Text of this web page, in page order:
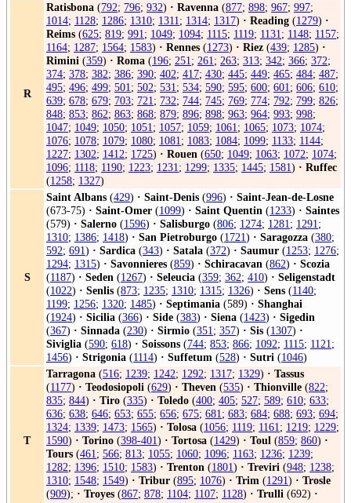
R
Ratisbona (792; 796; 932) · Ravenna (877; 898; 967; 997;
1014; 1128; 1286; 1310; 1311; 1314; 1317) · Reading (1279) ·
Reims (625; 819; 991; 1049; 1094; 1115; 1119; 1131; 1148; 1157;
1164; 1287; 1564; 1583) · Rennes (1273) · Riez (439; 1285) ·
Rimini (359) · Roma (196; 251; 261; 263; 313; 342; 366; 372;
374; 378; 382; 386; 390; 402; 417; 430; 445; 449; 465; 484; 487;
495; 496; 499; 501; 502; 531; 534; 590; 595; 600; 601; 606; 610;
639; 678; 679; 703; 721; 732; 744; 745; 769; 774; 792; 799; 826;
848; 853; 862; 863; 868; 879; 896; 898; 963; 964; 993; 998;
1047; 1049; 1050; 1051; 1057; 1059; 1061; 1065; 1073; 1074;
1076; 1078; 1079; 1080; 1081; 1083; 1084; 1099; 1133; 1144;
1227; 1302; 1412; 1725) · Rouen (650; 1049; 1063; 1072; 1074;
1096; 1118; 1190; 1223; 1231; 1299; 1335; 1445; 1581) · Ruffec
(1258; 1327)
S
Saint Albans (429) · Saint-Denis (996) · Saint-Jean-de-Losne
(673-75) · Saint-Omer (1099) · Saint Quentin (1233) · Saintes
(579) · Salerno (1596) · Salisburgo (806; 1274; 1281; 1291;
1310; 1386; 1418) · San Pietroburgo (1721) · Saragozza (380;
592; 691) · Sardica (343) · Satala (372) · Saumur (1253; 1276;
1294; 1315) · Savonnieres (859) · Schiracavan (862) · Scozia
(1187) · Seden (1267) · Seleucia (359; 362; 410) · Seligenstadt
(1022) · Senlis (873; 1235; 1310; 1315; 1326) · Sens (1140;
1199; 1256; 1320; 1485) · Septimania (589) · Shanghai
(1924) · Sicilia (366) · Side (383) · Siena (1423) · Sigedin
(367) · Sinnada (230) · Sirmio (351; 357) · Sis (1307) ·
Siviglia (590; 618) · Soissons (744; 853; 866; 1092; 1115; 1121;
1456) · Strigonia (1114) · Suffetum (528) · Sutri (1046)
T
Tarragona (516; 1239; 1242; 1292; 1317; 1329) · Tassus
(1177) · Teodosiopoli (629) · Theven (535) · Thionville (822;
835; 844) · Tiro (335) · Toledo (400; 405; 527; 589; 610; 633;
636; 638; 646; 653; 655; 656; 675; 681; 683; 684; 688; 693; 694;
1324; 1339; 1473; 1565) · Tolosa (1056; 1119; 1161; 1219; 1229;
1590) · Torino (398-401) · Tortosa (1429) · Toul (859; 860) ·
Tours (461; 566; 813; 1055; 1060; 1096; 1163; 1236; 1239;
1282; 1396; 1510; 1583) · Trenton (1801) · Treviri (948; 1238;
1310; 1548; 1549) · Tribur (895; 1076) · Trim (1291) · Trosle
(909); · Troyes (867; 878; 1104; 1107; 1128) · Trulli (692) ·